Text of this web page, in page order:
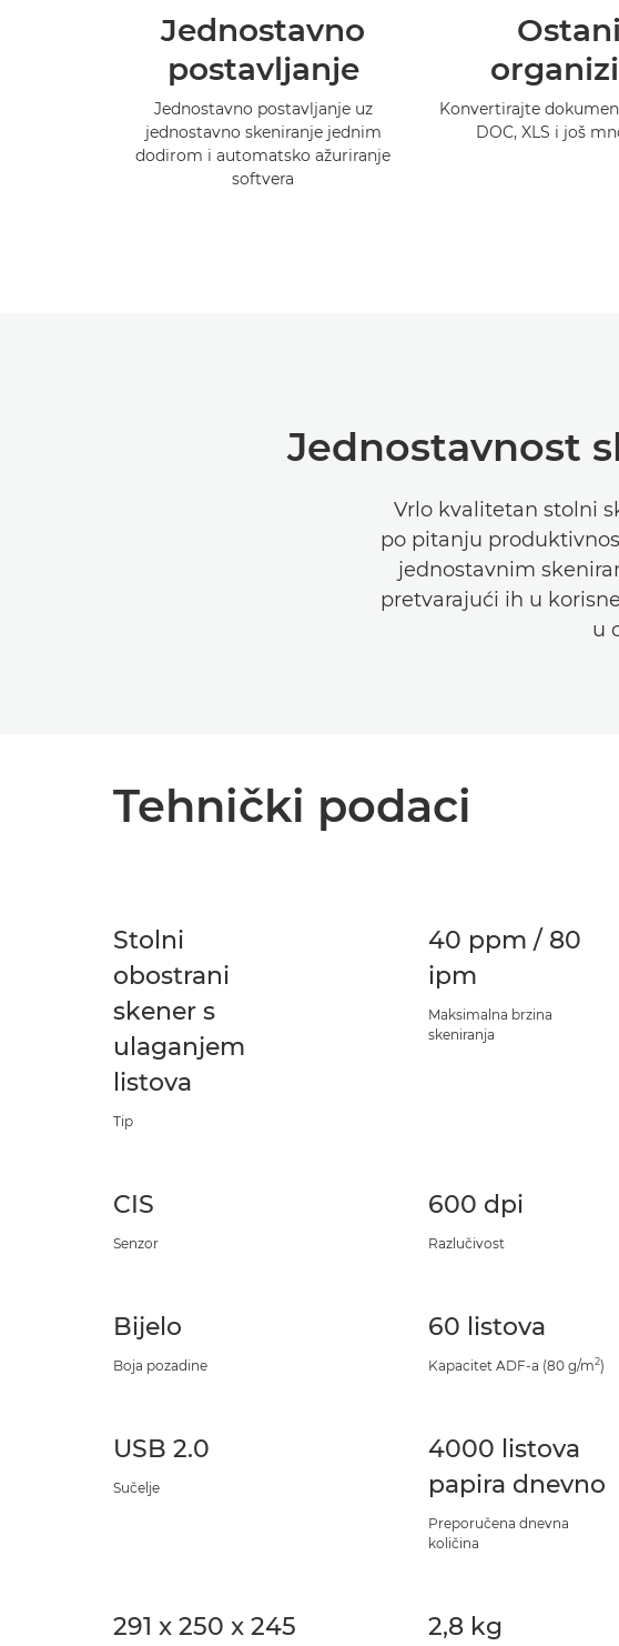
Jednostavno
postavljanje
Jednostavno postavljanje uz
jednostavno skeniranje jednim
dodirom i automatsko ažuriranje
softvera
Konvertirajte
DOC, XLS i još
Jednostavnost
Vrlo kvalitetan stolni
po pitanju
jednostavnim
pretvarajući ih u
u
Tehnički podaci
Stolni
obostrani
skener s
ulaganjem
listova
Tip
40 ppm / 80
ipm
Maksimalna brzina
skeniranja
CIS
Senzor
600 dpi
Razlučivost
Bijelo
Boja pozadine
60 listova
Kapacitet ADF-a (80 g/m2)
USB 2.0
Sučelje
4000 listova
papira dnevno
Preporučena dnevna
količina
291 x 250 x 245
2,8 kg